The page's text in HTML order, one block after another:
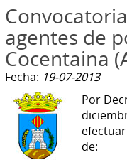
agentes de
Cocentaina
Fecha: 19-07-2013
Por
de: